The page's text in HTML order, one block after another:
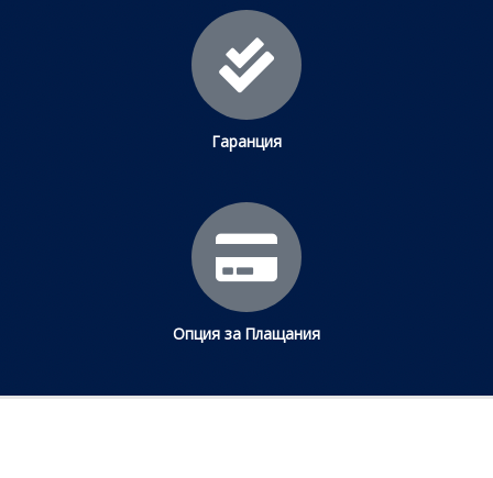
Гаранция
Опция за Плащания